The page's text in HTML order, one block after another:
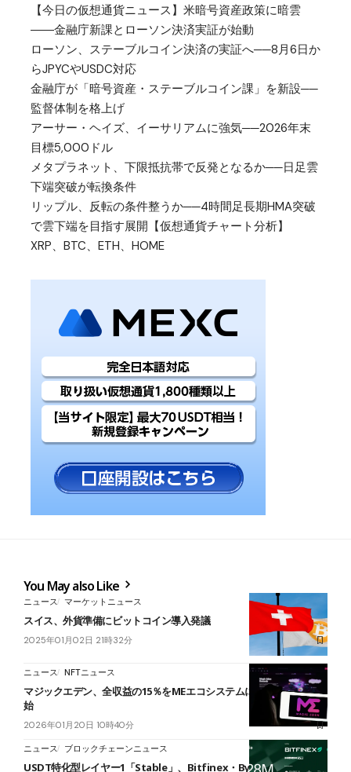
【今日の仮想通貨ニュース】米暗号資産政策に暗雲
――金融庁新課とローソン決済実証が始動
ローソン、ステーブルコイン決済の実証へ──8月6日か
らJPYCやUSDC対応
金融庁が「暗号資産・ステーブルコイン課」を新設──
監督体制を格上げ
アーサー・ヘイズ、イーサリアムに強気──2026年末
目標5,000ドル
メタプラネット、下限抵抗帯で反発となるか──日足雲
下端突破が転換条件
リップル、反転の条件整うか──4時間足長期HMA突破
で雲下端を目指す展開【仮想通貨チャート分析】
XRP、BTC、ETH、HOME
You May also Like
ニュース マーケットニュース
スイス、外貨準備にビットコイン導入発議
2025年01月02日 21時32分
ニュース NFTニュース
マジックエデン、全収益の15％をMEエコシステムに還元へ──2月開
始
2026年01月20日 10時40分
ニュース ブロックチェーンニュース
USDT特化型レイヤー1「Stable」、Bitfinex・Bybitなどから42億